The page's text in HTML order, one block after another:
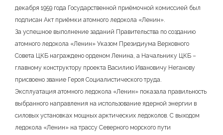
декабря 1959 года Государственной приёмочной комиссией был
подписан Акт приёмки атомного ледокола «Ленин».
За успешное выполнение заданий Правительства по созданию
атомного ледокола «Ленин» Указом Президиума Верховного
Совета ЦКБ награждено орденом Ленина, а Начальнику ЦКБ –
главному конструктору проекта Василию Ивановичу Неганову
присвоено звание Героя Социалистического труда.
Эксплуатация атомного ледокола «Ленин» показала правильность
выбранного направления на использование ядерной энергии в
силовых установках мощных арктических ледоколов. С выходом
ледокола «Ленин» на трассу Северного морского пути